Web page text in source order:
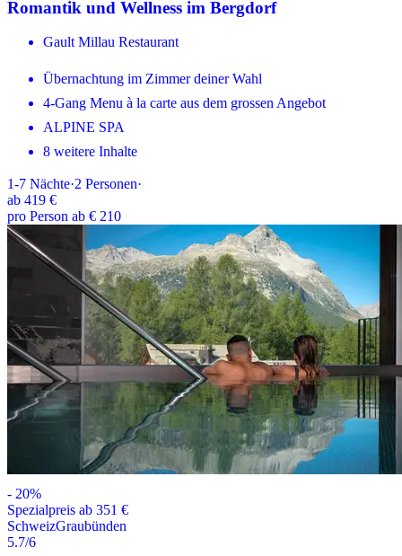
Romantik und Wellness im Bergdorf
Gault Millau Restaurant
Übernachtung im Zimmer deiner Wahl
4-Gang Menu à la carte aus dem grossen Angebot
ALPINE SPA
8 weitere Inhalte
1-7 Nächte·2 Personen·
ab 419 €
pro Person ab € 210
- 20%
Spezialpreis ab 351 €
SchweizGraubünden
5.7/6